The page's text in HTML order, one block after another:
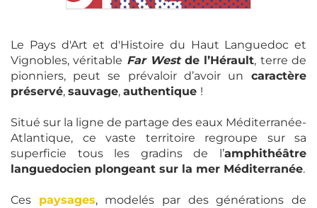
Le Pays d'Art et d'Histoire du Haut Languedoc et
Vignobles, véritable Far Westde l’Hérault, terre de
pionniers, peut se prévaloir d’avoir un caractère
préservé, sauvage, authentique !
Situé sur la ligne de partage des eaux Méditerranée-
Atlantique, ce vaste territoire regroupe sur sa
superficie tous les gradins de l’amphithéâtre
languedocien plongeant sur la mer Méditerranée.
Ces paysages, modelés par des générations de